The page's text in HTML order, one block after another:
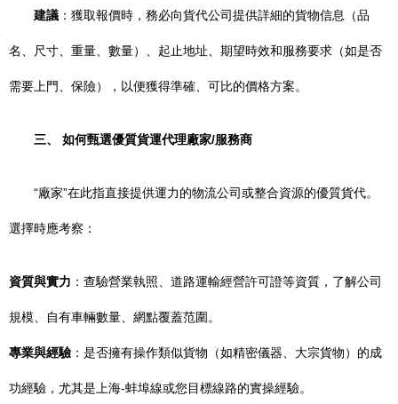
建議 ：獲取報價時，務必向貨代公司提供詳細的貨物信息（品
名、尺寸、重量、數量）、起止地址、期望時效和服務要求（如是否
需要上門、保險），以便獲得準確、可比的價格方案。
三、 如何甄選優質貨運代理廠家/服務商
“廠家”在此指直接提供運力的物流公司或整合資源的優質貨代。
選擇時應考察：
資質與實力 ：查驗營業執照、道路運輸經營許可證等資質，了解公司
規模、自有車輛數量、網點覆蓋范圍。
專業與經驗 ：是否擁有操作類似貨物（如精密儀器、大宗貨物）的成
功經驗，尤其是上海-蚌埠線或您目標線路的實操經驗。